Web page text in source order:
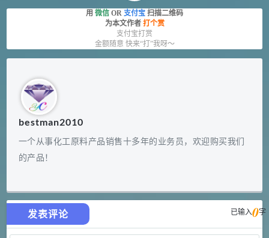
用 微信 OR 支付宝 扫描二维码
为本文作者 打个赏
支付宝打赏
金额随意 快来“打”我呀～
bestman2010
一个从事化工原料产品销售十多年的业务员，欢迎购买我们
的产品！
发表评论 已输入0字